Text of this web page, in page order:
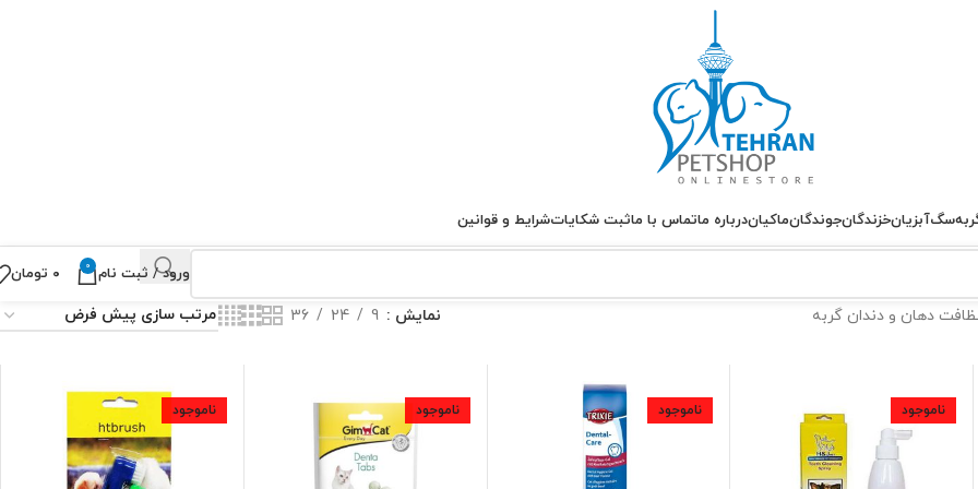
سگآبزیانخزندگانجوندگانماکیاندرباره ماتماس با ماثبت شکایاتشرایط و قوانین
ورود / ثبت نام 0 ۰ تومان
دهان و دندان گربه نمایش 9
24
36
ناموجود ناموجود ناموجود ناموجود